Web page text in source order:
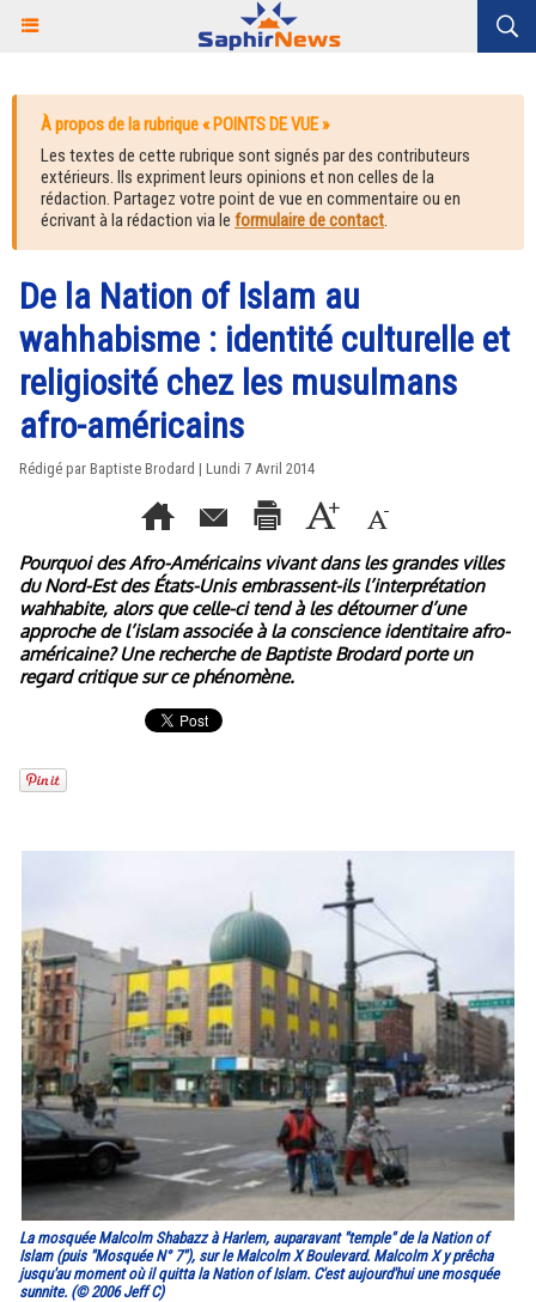
À propos de la rubrique « POINTS DE VUE »
Les textes de cette rubrique sont signés par des contributeurs
extérieurs. Ils expriment leurs opinions et non celles de la
rédaction. Partagez votre point de vue en commentaire ou en
écrivant à la rédaction via le formulaire de contact.
De la Nation of Islam au
wahhabisme : identité culturelle et
religiosité chez les musulmans
afro-américains
Rédigé par Baptiste Brodard | Lundi 7 Avril 2014
Pourquoi des Afro-Américains vivant dans les grandes villes
du Nord-Est des États-Unis embrassent-ils l’interprétation
wahhabite, alors que celle-ci tend à les détourner d’une
approche de l’islam associée à la conscience identitaire afro-
américaine? Une recherche de Baptiste Brodard porte un
regard critique sur ce phénomène.
La mosquée Malcolm Shabazz à Harlem, auparavant "temple" de la Nation of
Islam (puis "Mosquée N° 7"), sur le Malcolm X Boulevard. Malcolm X y prêcha
jusqu'au moment où il quitta la Nation of Islam. C'est aujourd'hui une mosquée
sunnite. (© 2006 Jeff C)